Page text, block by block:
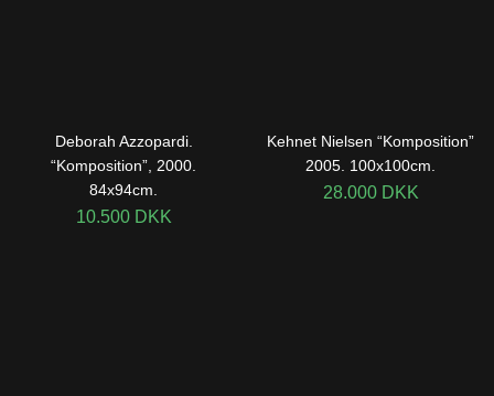
Deborah Azzopardi.
“Komposition”, 2000.
84x94cm.
10.500 DKK
Kehnet Nielsen “Komposition”
2005. 100x100cm.
28.000 DKK